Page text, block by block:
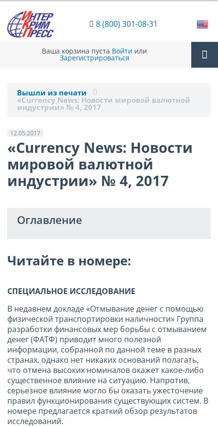
8 (800) 301-08-31
Ваша корзина пуста Войти или
Зарегистрироваться
Вышли из печати
«Currency News: Новости мировой валютной
индустрии» № 4, 2017
12.05.2017
«Currency News: Новости
мировой валютной
индустрии» № 4, 2017
Оглавление
Читайте в номере:
СПЕЦИАЛЬНОЕ ИССЛЕДОВАНИЕ
В недавнем докладе «Отмывание денег с помощью
физической транспортировки наличности» Группа
разработки финансовых мер борьбы с отмыванием
денег (ФАТФ) приводит много полезной
информации, собранной по данной теме в разных
странах, однако нет никаких оснований полагать,
что отмена высоких номиналов окажет какое-либо
существенное влияние на ситуацию. Напротив,
серьезное влияние могло бы оказать ужесточение
правил функционирования существующих систем. В
номере предлагается краткий обзор результатов
исследований.